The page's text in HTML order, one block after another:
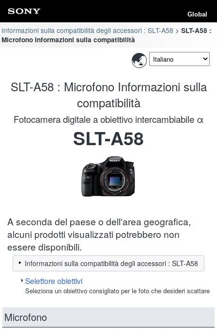
Global
Informazioni sulla compatibilità degli accessori : SLT-A58
SLT-A58 :
Microfono Informazioni sulla compatibilità
SLT-A58 : Microfono Informazioni sulla
compatibilità
Fotocamera digitale a obiettivo intercambiabile α
SLT-A58
A seconda del paese o dell'area geografica,
alcuni prodotti visualizzati potrebbero non
essere disponibili.
Informazioni sulla compatibilità degli accessori : SLT-A58
Selettore obiettivi
Seleziona un obiettivo consigliato per le foto che desideri scattare
Microfono